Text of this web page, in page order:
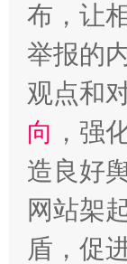
布，让
举报的
观点和
向 ，强
造良好
网站架
盾，促